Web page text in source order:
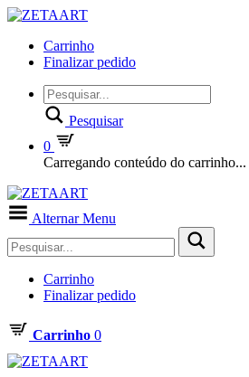
Carrinho
Finalizar pedido
Pesquisar
0
Carregando conteúdo do carrinho...
Alternar Menu
Carrinho
Finalizar pedido
Carrinho 0